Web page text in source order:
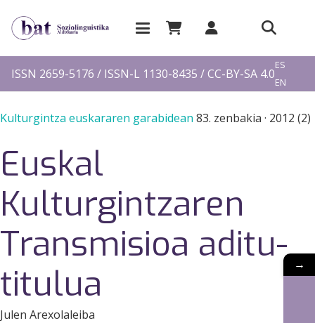
ISSN 2659-5176 / ISSN-L 1130-8435 / CC-BY-SA 4.0
ES
EN
Kulturgintza euskararen garabidean 83. zenbakia · 2012 (2)
Euskal
Kulturgintzaren
Transmisioa aditu-
titulua
Julen Arexolaleiba
→